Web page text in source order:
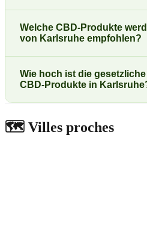
Welche CBD-Produkte
von Karlsruhe empfohlen?
Wie hoch ist die
CBD-Produkte in
🗺️ Villes proches